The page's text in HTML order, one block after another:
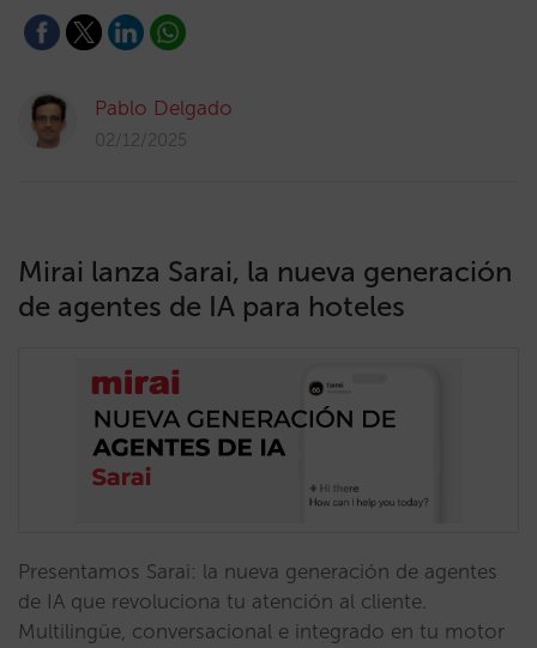
Pablo Delgado
02/12/2025
Mirai lanza Sarai, la nueva generación
de agentes de IA para hoteles
Presentamos Sarai: la nueva generación de agentes
de IA que revoluciona tu atención al cliente.
Multilingüe, conversacional e integrado en tu motor